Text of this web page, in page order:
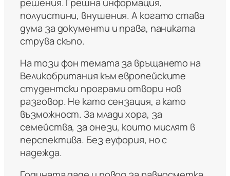
полуистини, внушения. А когато става
дума за документи и права, паниката
струва скъпо.
На този фон темата за връщането на
Великобритания към европейските
студентски програми отвори нов
разговор. Не като сензация, а като
възможност. За млади хора, за
семейства, за онези, които мислят в
перспектива. Без еуфория, но с
надежда.